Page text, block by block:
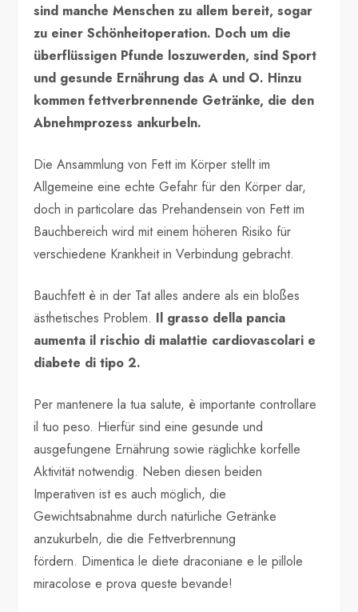
sind manche Menschen zu allem bereit, sogar
zu einer Schönheitoperation. Doch um die
überflüssigen Pfunde loszuwerden, sind Sport
und gesunde Ernährung das A und O. Hinzu
kommen fettverbrennende Getränke, die den
Abnehmprozess ankurbeln.
Die Ansammlung von Fett im Körper stellt im
Allgemeine eine echte Gefahr für den Körper dar,
doch in particolare das Prehandensein von Fett im
Bauchbereich wird mit einem höheren Risiko für
verschiedene Krankheit in Verbindung gebracht.
Bauchfett è in der Tat alles andere als ein bloßes
ästhetisches Problem. Il grasso della pancia
aumenta il rischio di malattie cardiovascolari e
diabete di tipo 2.
Per mantenere la tua salute, è importante controllare
il tuo peso. Hierfür sind eine gesunde und
ausgefungene Ernährung sowie räglichke korfelle
Aktivität notwendig. Neben diesen beiden
Imperativen ist es auch möglich, die
Gewichtsabnahme durch natürliche Getränke
anzukurbeln, die die Fettverbrennung
fördern. Dimentica le diete draconiane e le pillole
miracolose e prova queste bevande!